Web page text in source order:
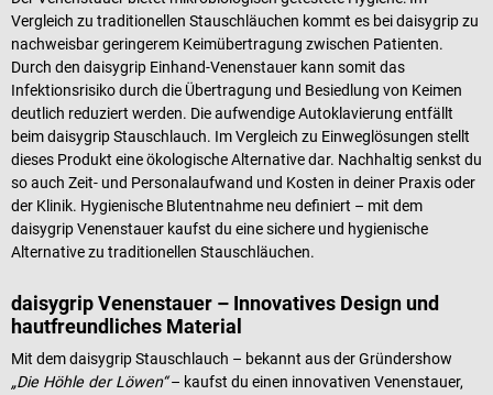
Vergleich zu traditionellen Stauschläuchen kommt es bei daisygrip zu
nachweisbar geringerem Keimübertragung zwischen Patienten.
Durch den daisygrip Einhand-Venenstauer kann somit das
Infektionsrisiko durch die Übertragung und Besiedlung von Keimen
deutlich reduziert werden. Die aufwendige Autoklavierung entfällt
beim daisygrip Stauschlauch. Im Vergleich zu Einweglösungen stellt
dieses Produkt eine ökologische Alternative dar. Nachhaltig senkst du
so auch Zeit- und Personalaufwand und Kosten in deiner Praxis oder
der Klinik. Hygienische Blutentnahme neu definiert – mit dem
daisygrip Venenstauer kaufst du eine sichere und hygienische
Alternative zu traditionellen Stauschläuchen.
daisygrip Venenstauer – Innovatives Design und
hautfreundliches Material
Mit dem daisygrip Stauschlauch – bekannt aus der Gründershow
„Die Höhle der Löwen“– kaufst du einen innovativen Venenstauer,